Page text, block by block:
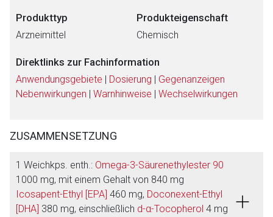
Produkttyp
Arzneimittel
Produkteigenschaft
Chemisch
Direktlinks zur Fachinformation
Anwendungsgebiete | Dosierung | Gegenanzeigen
Nebenwirkungen | Warnhinweise | Wechselwirkungen
ZUSAMMENSETZUNG
1 Weichkps. enth.: Omega-3-Säurenethylester 90
1000 mg, mit einem Gehalt von 840 mg
Icosapent-Ethyl [EPA] 460 mg, Doconexent-Ethyl
[DHA] 380 mg, einschließlich d-α-Tocopherol 4 mg